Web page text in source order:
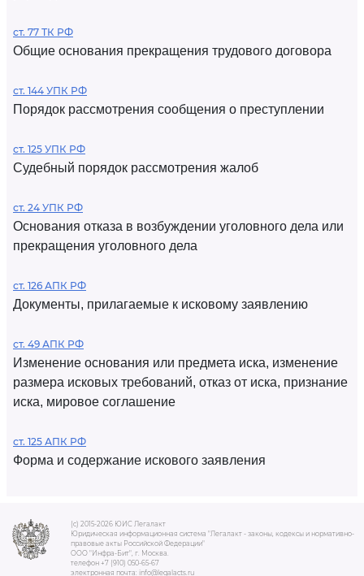
ст. 77 ТК РФ
Общие основания прекращения трудового договора
ст. 144 УПК РФ
Порядок рассмотрения сообщения о преступлении
ст. 125 УПК РФ
Судебный порядок рассмотрения жалоб
ст. 24 УПК РФ
Основания отказа в возбуждении уголовного дела или
прекращения уголовного дела
ст. 126 АПК РФ
Документы, прилагаемые к исковому заявлению
ст. 49 АПК РФ
Изменение основания или предмета иска, изменение
размера исковых требований, отказ от иска, признание
иска, мировое соглашение
ст. 125 АПК РФ
Форма и содержание искового заявления
(c) 2015-2026 ЮИС Легалакт
Юридическая информационная система "Легалакт - законы, кодексы и нормативно-
правовые акты Российской Федерации"
ООО "Инфра-Бит", г. Москва.
телефон +7 (910) 050-65-67
электронная почта: info@legalacts.ru